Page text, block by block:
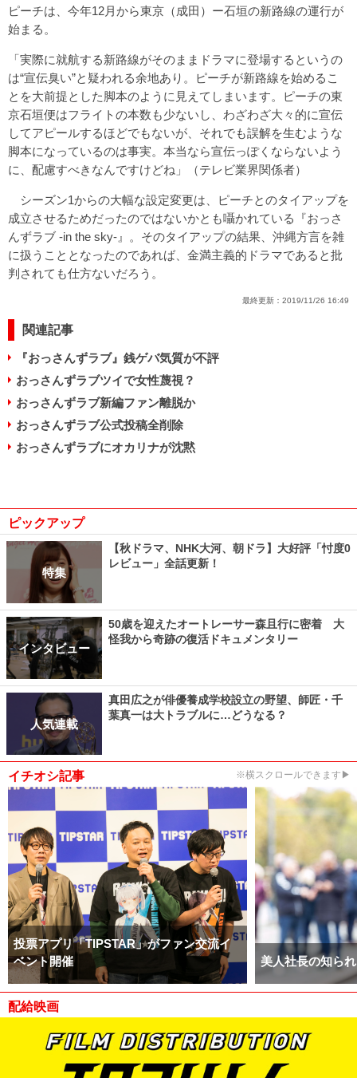
ピーチは、今年12月から東京（成田）ー石垣の新路線の運行が
始まる。
「実際に就航する新路線がそのままドラマに登場するというの
は“宣伝臭い”と疑われる余地あり。ピーチが新路線を始めるこ
とを大前提とした脚本のように見えてしまいます。ピーチの東
京石垣便はフライトの本数も少ないし、わざわざ大々的に宣伝
してアピールするほどでもないが、それでも誤解を生むような
脚本になっているのは事実。本当なら宣伝っぽくならないよう
に、配慮すべきなんですけどね」（テレビ業界関係者）
シーズン1からの大幅な設定変更は、ピーチとのタイアップを
成立させるためだったのではないかとも囁かれている『おっさ
んずラブ -in the sky-』。そのタイアップの結果、沖縄方言を雑
に扱うこととなったのであれば、金満主義的ドラマであると批
判されても仕方ないだろう。
最終更新： 2019/11/26 16:49
関連記事
『おっさんずラブ』銭ゲバ気質が不評
おっさんずラブツイで女性蔑視？
おっさんずラブ新編ファン離脱か
おっさんずラブ公式投稿全削除
おっさんずラブにオカリナが沈黙
ピックアップ
特集
【秋ドラマ、NHK大河、朝ドラ】大好評「忖度0
レビュー」全話更新！
インタビュー
50歳を迎えたオートレーサー森且行に密着 大
怪我から奇跡の復活ドキュメンタリー
人気連載
真田広之が俳優養成学校設立の野望、師匠・千
葉真一は大トラブルに…どうなる？
イチオシ記事 ※横スクロールできます▶
投票アプリ「TIPSTAR」がファン交流イ
ベント開催
美人社長の知ら
配給映画